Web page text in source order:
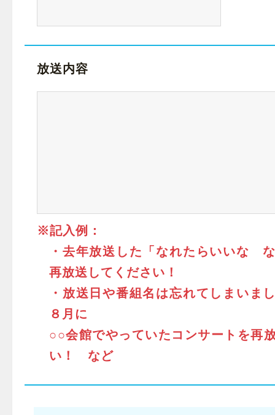
放送内容
※記入例：
・去年放送した「なれたらいいな
再放送してください！
・放送日や番組名は忘れてしまいま
８月に
○○会館でやっていたコンサートを再
い！ など